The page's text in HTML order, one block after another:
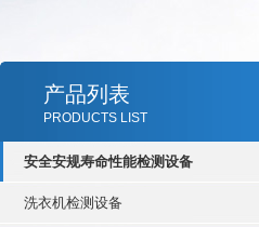
产品列表
PRODUCTS LIST
安全安规寿命性能检测设备
洗衣机检测设备